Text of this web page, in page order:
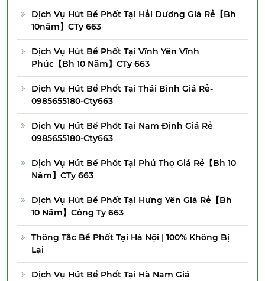
Dịch Vụ Hút Bể Phốt Tại Hải Dương Giá Rẻ【Bh
10năm】CTy 663
Dịch Vụ Hút Bể Phốt Tại Vĩnh Yên Vĩnh
Phúc【Bh 10 Năm】CTy 663
Dịch Vụ Hút Bể Phốt Tại Thái Bình Giá Rẻ-
0985655180-Cty663
Dịch Vụ Hút Bể Phốt Tại Nam Định Giá Rẻ
0985655180-Cty663
Dịch Vụ Hút Bể Phốt Tại Phú Thọ Giá Rẻ【Bh 10
Năm】CTy 663
Dịch Vụ Hút Bể Phốt Tại Hưng Yên Giá Rẻ【Bh
10 Năm】Công Ty 663
Thông Tắc Bể Phốt Tại Hà Nội | 100% Không Bị
Lại
Dịch Vụ Hút Bể Phốt Tại Hà Nam Giá